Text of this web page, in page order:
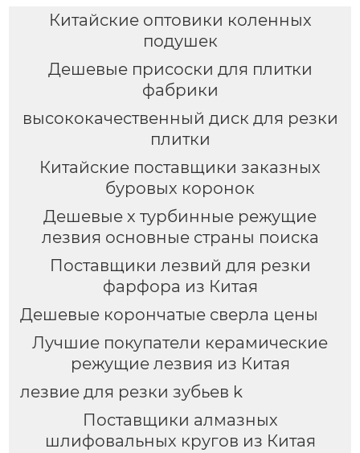
Китайские оптовики коленных
подушек
Дешевые присоски для плитки
фабрики
высококачественный диск для резки
плитки
Китайские поставщики заказных
буровых коронок
Дешевые х турбинные режущие
лезвия основные страны поиска
Поставщики лезвий для резки
фарфора из Китая
Дешевые корончатые сверла цены
Лучшие покупатели керамические
режущие лезвия из Китая
лезвие для резки зубьев k
Поставщики алмазных
шлифовальных кругов из Китая